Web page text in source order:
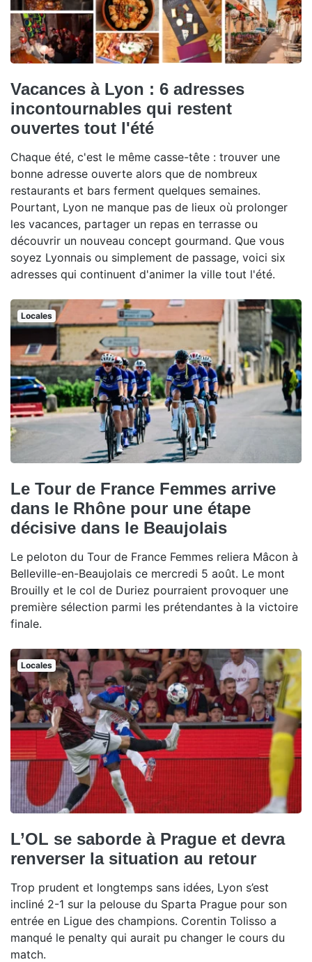
Vacances à Lyon : 6 adresses
incontournables qui restent
ouvertes tout l'été
Chaque été, c'est le même casse-tête : trouver une
bonne adresse ouverte alors que de nombreux
restaurants et bars ferment quelques semaines.
Pourtant, Lyon ne manque pas de lieux où prolonger
les vacances, partager un repas en terrasse ou
découvrir un nouveau concept gourmand. Que vous
soyez Lyonnais ou simplement de passage, voici six
adresses qui continuent d'animer la ville tout l'été.
Locales
Le Tour de France Femmes arrive
dans le Rhône pour une étape
décisive dans le Beaujolais
Le peloton du Tour de France Femmes reliera Mâcon à
Belleville-en-Beaujolais ce mercredi 5 août. Le mont
Brouilly et le col de Duriez pourraient provoquer une
première sélection parmi les prétendantes à la victoire
finale.
Locales
L’OL se saborde à Prague et devra
renverser la situation au retour
Trop prudent et longtemps sans idées, Lyon s’est
incliné 2-1 sur la pelouse du Sparta Prague pour son
entrée en Ligue des champions. Corentin Tolisso a
manqué le penalty qui aurait pu changer le cours du
match.